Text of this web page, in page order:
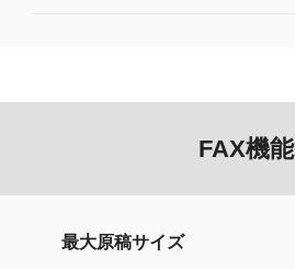
FAX機能
最大原稿サイズ